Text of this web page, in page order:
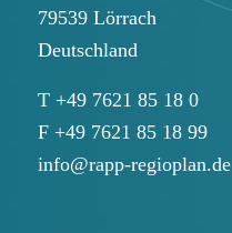
79539 Lörrach
Deutschland
T +49 7621 85 18 0
F +49 7621 85 18 99
info@rapp-regioplan.de